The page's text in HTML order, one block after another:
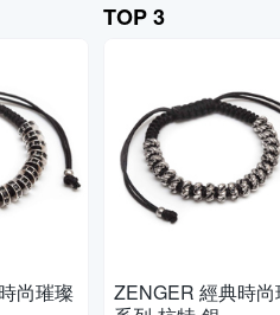
TOP 3
ZENGER 經典時尚璀璨